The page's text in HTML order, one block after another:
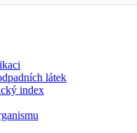
látek
index